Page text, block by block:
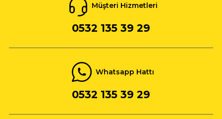
Müşteri Hizmetleri
0532 135 39 29
Whatsapp Hattı
0532 135 39 29